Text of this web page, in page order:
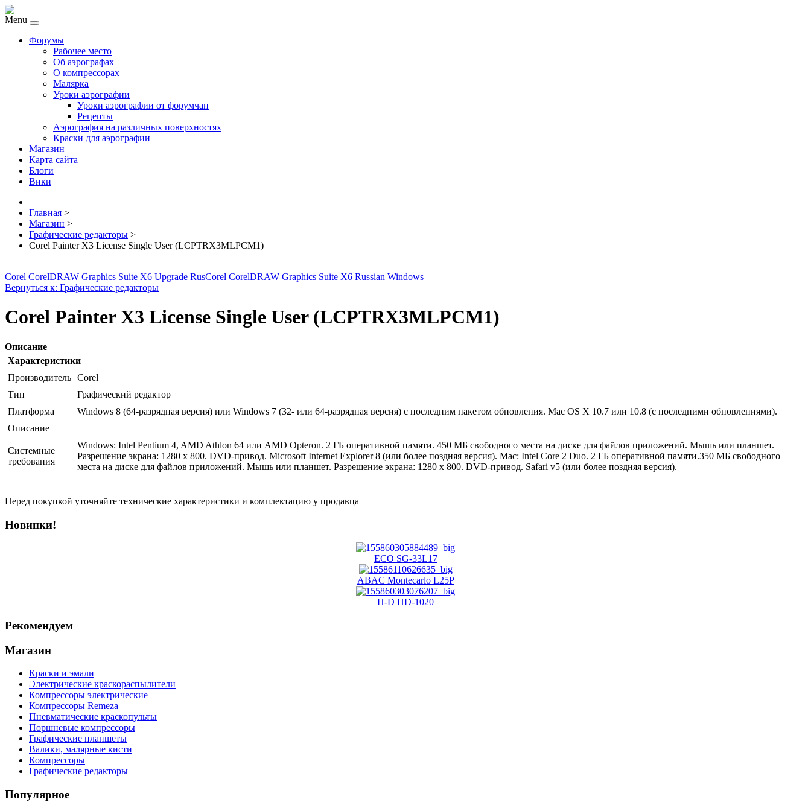
Menu
Форумы
Рабочее место
Об аэрографах
О компрессорах
Малярка
Уроки аэрографии
Уроки аэрографии от форумчан
Рецепты
Аэрография на различных поверхностях
Краски для аэрографии
Магазин
Карта сайта
Блоги
Вики
Главная >
Магазин >
Графические редакторы >
Corel Painter X3 License Single User (LCPTRX3MLPCM1)
Corel CorelDRAW Graphics Suite X6 Upgrade RusCorel CorelDRAW Graphics Suite X6 Russian Windows
Вернуться к: Графические редакторы
Corel Painter X3 License Single User (LCPTRX3MLPCM1)
Описание
Характеристики
Производитель Corel
Тип
Графический редактор
Платформа
Windows 8 (64-разрядная версия) или Windows 7 (32- или 64-разрядная версия) с последним пакетом обновления. Mac OS X 10.7 или 10.8 (с последними обновлениями).
Описание
Системные
требования
Windows: Intel Pentium 4, AMD Athlon 64 или AMD Opteron. 2 ГБ оперативной памяти. 450 МБ свободного места на диске для файлов приложений. Мышь или планшет.
Разрешение экрана: 1280 x 800. DVD-привод. Microsoft Internet Explorer 8 (или более поздняя версия). Mac: Intel Core 2 Duo. 2 ГБ оперативной памяти.350 МБ свободного
места на диске для файлов приложений. Мышь или планшет. Разрешение экрана: 1280 x 800. DVD-привод. Safari v5 (или более поздняя версия).
Перед покупкой уточняйте технические характеристики и комплектацию у продавца
Новинки!
ECO SG-33L17
ABAC Montecarlo L25P
H-D HD-1020
Рекомендуем
Магазин
Краски и эмали
Электрические краскораспылители
Компрессоры электрические
Компрессоры Remeza
Пневматические краскопульты
Поршневые компрессоры
Графические планшеты
Валики, малярные кисти
Компрессоры
Графические редакторы
Популярное